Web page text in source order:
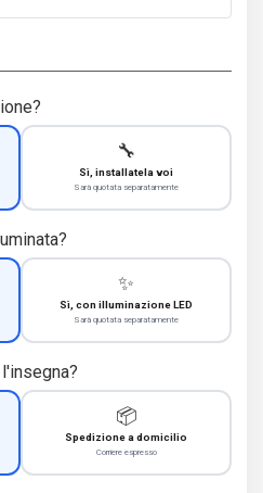
🔧
Sì, installatela voi
Sarà quotata separatamente
✨
Sì, con illuminazione LED
Sarà quotata separatamente
📦
Spedizione a domicilio
Corriere espresso